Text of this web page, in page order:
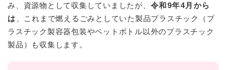
み、資源物として収集していましたが、 令和9年4月から
は 、これまで燃えるごみとしていた製品プラスチック（プ
ラスチック製容器包装やペットボトル以外のプラスチック
製品）も収集します。